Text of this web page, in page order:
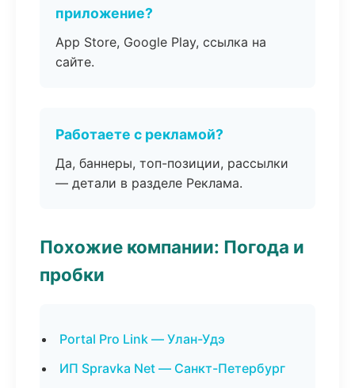
приложение?
App Store, Google Play, ссылка на
сайте.
Работаете с рекламой?
Да, баннеры, топ-позиции, рассылки
— детали в разделе Реклама.
Похожие компании: Погода и
пробки
Portal Pro Link — Улан-Удэ
ИП Spravka Net — Санкт-Петербург